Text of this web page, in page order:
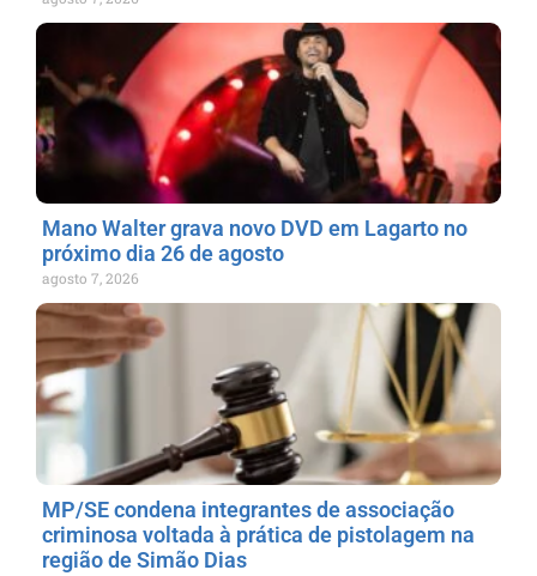
Mano Walter grava novo DVD em Lagarto no
próximo dia 26 de agosto
agosto 7, 2026
MP/SE condena integrantes de associação
criminosa voltada à prática de pistolagem na
região de Simão Dias